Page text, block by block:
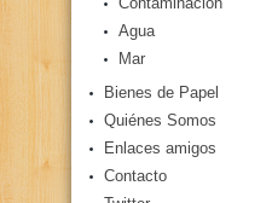
Agua
Mar
Bienes de Papel
Quiénes Somos
Enlaces amigos
Contacto